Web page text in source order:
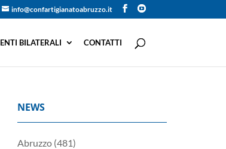
info@confartigianatoabruzzo.it
ENTI BILATERALI CONTATTI
NEWS
Abruzzo(481)